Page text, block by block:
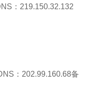
：219.150.32.132
：202.99.160.68备